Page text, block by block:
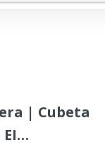
| Cubeta